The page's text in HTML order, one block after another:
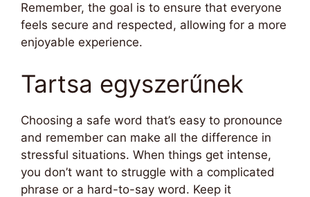
Remember, the goal is to ensure that everyone
feels secure and respected, allowing for a more
enjoyable experience.
Tartsa egyszerűnek
Choosing a safe word that’s easy to pronounce
and remember can make all the difference in
stressful situations. When things get intense,
you don’t want to struggle with a complicated
phrase or a hard-to-say word. Keep it